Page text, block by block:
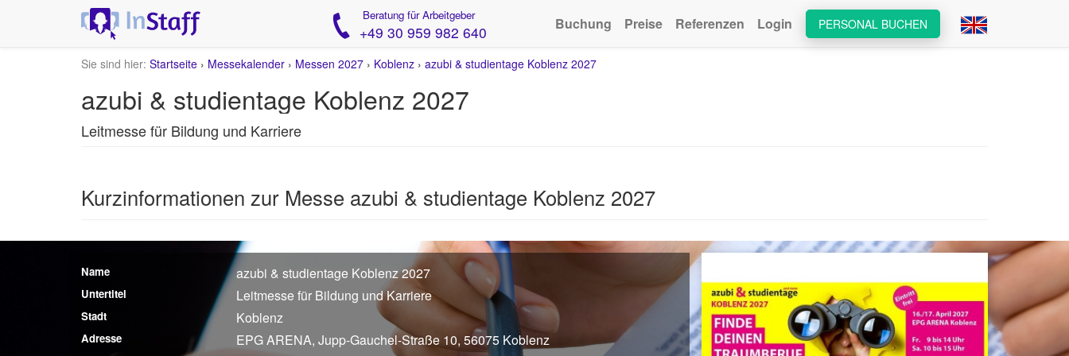
Beratung für Arbeitgeber
+49 30 959 982 640 PERSONAL BUCHEN
Buchung Preise Referenzen Login
Sie sind hier: Startseite › Messekalender › Messen 2027 › Koblenz › azubi & studientage Koblenz 2027
azubi & studientage Koblenz 2027
Leitmesse für Bildung und Karriere
Kurzinformationen zur Messe azubi & studientage Koblenz 2027
Name azubi & studientage Koblenz 2027
Untertitel Leitmesse für Bildung und Karriere
Stadt Koblenz
Adresse EPG ARENA, Jupp-Gauchel-Straße 10, 56075 Koblenz